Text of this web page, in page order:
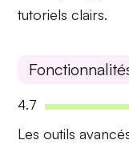
tutoriels clairs.
4.7
Lesoutils